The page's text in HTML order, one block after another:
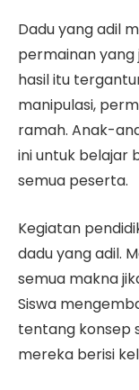
Dadu yang adil
permainan yang
hasil itu
manipulasi,
ramah. Anak-
ini untuk belajar
semua peserta.
Kegiatan
dadu yang adil.
semua makna
Siswa
tentang konsep
mereka berisi